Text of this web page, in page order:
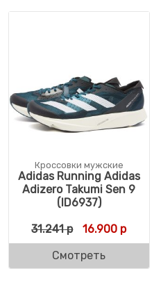
Кроссовки мужские
Adidas Running Adidas
Adizero Takumi Sen 9
(ID6937)
31.241р 16.900 р
Смотреть